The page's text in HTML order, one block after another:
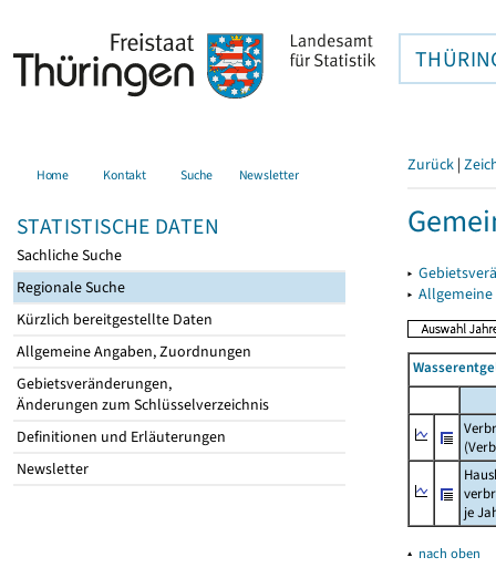
Home Kontakt Suche Newsletter
STATISTISCHE DATEN
Sachliche Suche
Regionale Suche
Kürzlich bereitgestellte Daten
Allgemeine Angaben, Zuordnungen
Gebietsveränderungen,
Änderungen zum Schlüsselverzeichnis
Definitionen und Erläuterungen
Newsletter
Zurück |
▸
▸
je
▴ nach oben